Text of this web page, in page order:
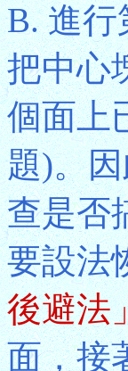
B. 進
把中心
個面上
題)。
查是否
要設法
後避法
面，接